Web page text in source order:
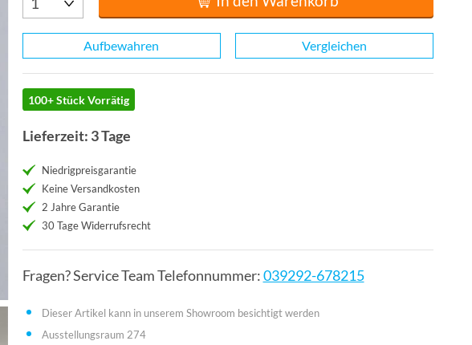
Aufbewahren Vergleichen
100+ Stück Vorrätig
Lieferzeit: 3 Tage
Niedrigpreisgarantie
Keine Versandkosten
2 Jahre Garantie
30 Tage Widerrufsrecht
Fragen? Service Team Telefonnummer:039292-678215
Dieser Artikel kann in unserem Showroom besichtigt werden
Ausstellungsraum 274